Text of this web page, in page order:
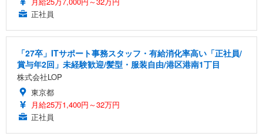
正社員
「27卒」ITサポート事務スタッフ・有給消化率高い「正社員/
賞与年2回」未経験歓迎/髪型・服装自由/港区港南1丁目
株式会社LOP
東京都
月給25万1,400円～32万円
正社員